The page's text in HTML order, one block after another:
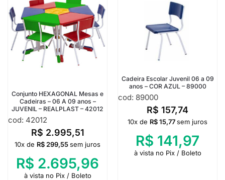
Conjunto HEXAGONAL Mesas e
Cadeiras – 06 A 09 anos –
JUVENIL – REALPLAST – 42012
cod: 42012
R$ 2.995,51
10x de R$ 299,55sem juros
R$ 2.695,96
à vista no Pix / Boleto
Cadeira Escolar Juvenil 06 a 09
anos – COR AZUL – 89000
cod: 89000
R$ 157,74
10x de R$15,77sem juros
R$ 141,97
à vista no Pix / Boleto